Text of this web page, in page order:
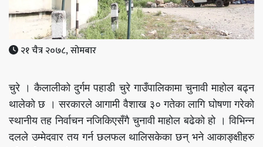
२१ चैत्र २०७८, सोमबार
चुरे । कैलालीको दुर्गम पहाडी चुरे गाउँपालिकामा चुनावी माहोल बढ्न
थालेको छ । सरकारले आगामी वैशाख ३० गतेका लागि घोषणा गरेको
स्थानीय तह निर्वाचन नजिकिएसँगै चुनावी माहोल बढेको हो । विभिन्न
दलले उम्मेदवार तय गर्न छलफल थालिसकेका छन् भने आकाङ्क्षीहरु